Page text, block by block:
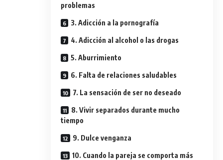
problemas
3. Adicción a la pornografía
4. Adicción al alcohol o las drogas
5. Aburrimiento
6. Falta de relaciones saludables
7. La sensación de ser no deseado
8. Vivir separados durante mucho
tiempo
9. Dulce venganza
10. Cuando la pareja se comporta más